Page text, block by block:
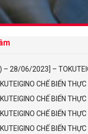
28/06/2023] –
CHẾ BIẾN THỰC
CHẾ BIẾN THỰC
CHẾ BIẾN
CHẾ BIẾN THỰC